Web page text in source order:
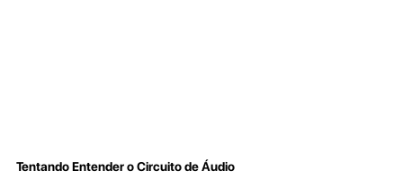
Tentando Entender o Circuito de Áudio